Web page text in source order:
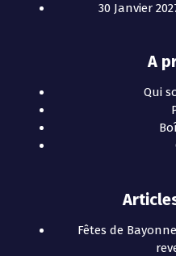
30 Janvier
A
Qui
Fêtes de